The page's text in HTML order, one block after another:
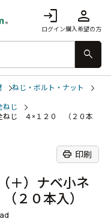
login
ログイン
person
購入希望の方
search
ねじ・ボルト・ナット
じ
ねじ ４×１２０ （２０本
print 印刷
＋）ナベ小ネ
２０本入）